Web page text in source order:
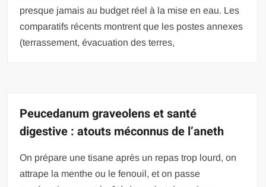
presque jamais au budget réel à la mise en eau. Les
comparatifs récents montrent que les postes annexes
(terrassement, évacuation des terres,
Peucedanum graveolens et santé
digestive : atouts méconnus de l’aneth
On prépare une tisane après un repas trop lourd, on
attrape la menthe ou le fenouil, et on passe